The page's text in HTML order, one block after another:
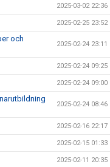
2025-03-02 22:36
2025-02-25 23:52
och
2025-02-24 23:11
2025-02-24 09:25
2025-02-24 09:00
2025-02-24 08:46
2025-02-16 22:17
2025-02-15 01:33
2025-02-11 20:35